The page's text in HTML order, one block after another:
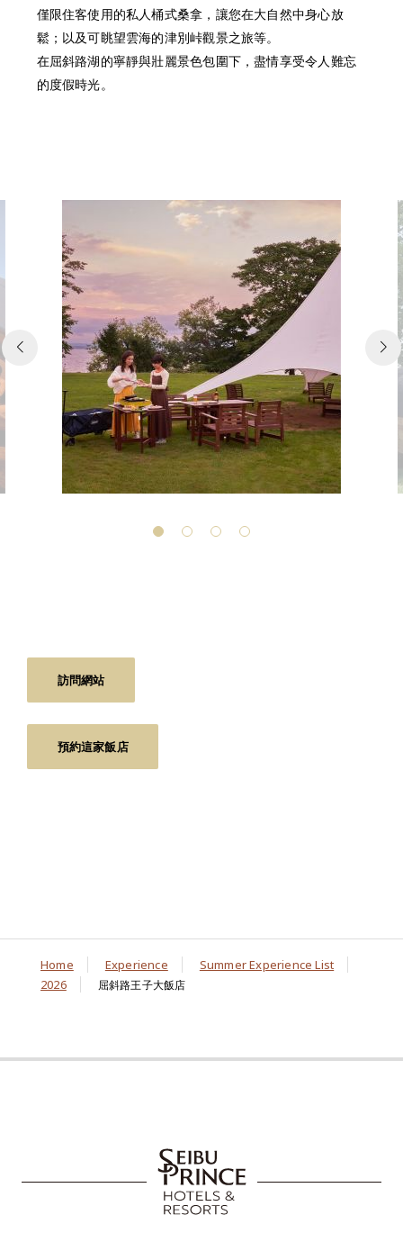
僅限住客使用的私人桶式桑拿，讓您在大自然中身心放
鬆；以及可眺望雲海的津別峠觀景之旅等。
在屈斜路湖的寧靜與壯麗景色包圍下，盡情享受令人難忘
的度假時光。
訪問網站
預約這家飯店
Home Experience
Summer Experience List
2026
屈斜路王子大飯店